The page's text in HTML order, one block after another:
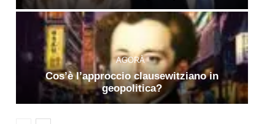
AGORÀ
Cos’è l’approccio clausewitziano in
geopolitica?